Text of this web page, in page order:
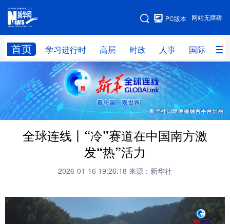
网站无障碍
PC版本
首页 学习进行时 高层 时政 人事 国际 财
网站地图
学习进行时 高层 时政 人事
国际 财经 网评 港澳
台湾 思客智库 全球连线 教育
科技 科创 量子 体育
法律 金融 汽车
全球连线丨“冷”赛道在中国南方激
发“热”活力
2026-01-16 19:26:18 来源：新华社